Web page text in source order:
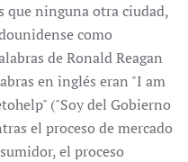
que ninguna otra ciudad,
como
de Ronald Reagan
en inglés eran "I am
("Soy del Gobierno
el proceso de mercado
el proceso